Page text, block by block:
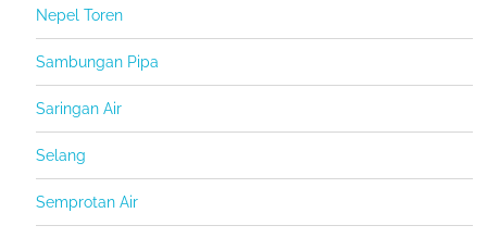
Nepel Toren
Sambungan Pipa
Saringan Air
Selang
Semprotan Air